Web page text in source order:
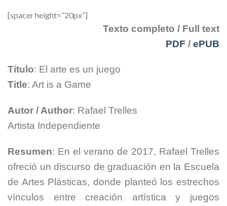
[spacer height=”20px”]
Texto completo / Full text
PDF / ePUB
Título: El arte es un juego
Title: Art is a Game
Autor / Author: Rafael Trelles
Artista Independiente
Resumen: En el verano de 2017, Rafael Trelles
ofreció un discurso de graduación en la Escuela
de Artes Plásticas, donde planteó los estrechos
vínculos entre creación artística y juegos